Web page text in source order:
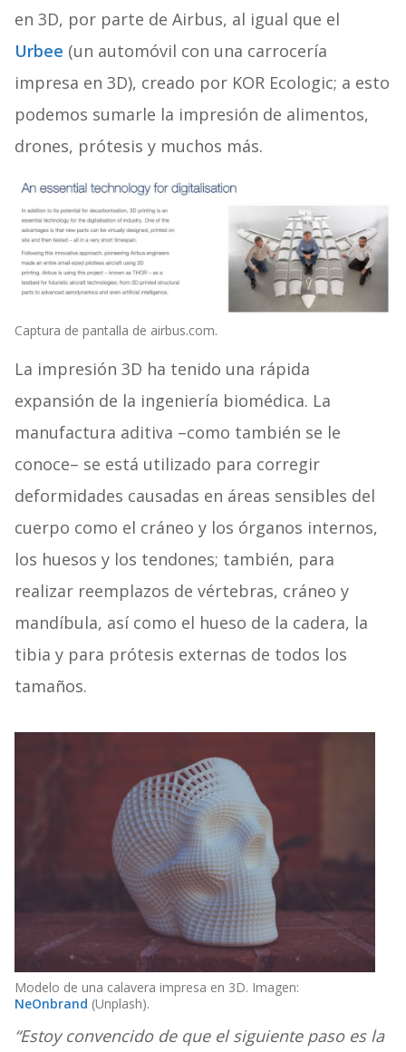
en 3D, por parte de Airbus, al igual que el
Urbee (un automóvil con una carrocería
impresa en 3D), creado por KOR Ecologic; a esto
podemos sumarle la impresión de alimentos,
drones, prótesis y muchos más.
Captura de pantalla de airbus.com.
La impresión 3D ha tenido una rápida
expansión de la ingeniería biomédica. La
manufactura aditiva –como también se le
conoce– se está utilizado para corregir
deformidades causadas en áreas sensibles del
cuerpo como el cráneo y los órganos internos,
los huesos y los tendones; también, para
realizar reemplazos de vértebras, cráneo y
mandíbula, así como el hueso de la cadera, la
tibia y para prótesis externas de todos los
tamaños.
Modelo de una calavera impresa en 3D. Imagen:
NeOnbrand (Unplash).
“Estoy convencido de que el siguiente paso es la